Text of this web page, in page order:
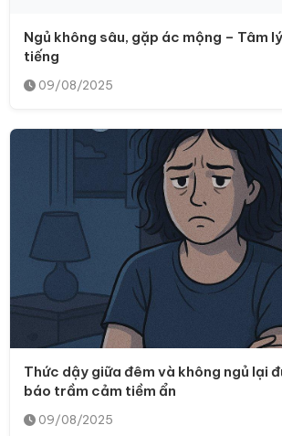
Ngủ không sâu, gặp ác mộng – Tâm
tiếng
09/08/2025
Thức dậy giữa đêm và không ngủ lại
báo trầm cảm tiềm ẩn
09/08/2025